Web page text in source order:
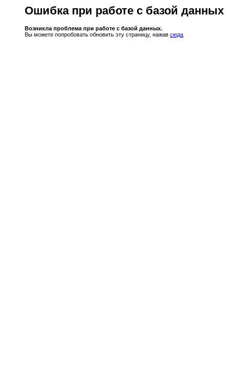
Ошибка при работе с базой данных
Возникла проблема при работе с базой данных.
Вы можете попробовать обновить эту страницу, нажав сюда